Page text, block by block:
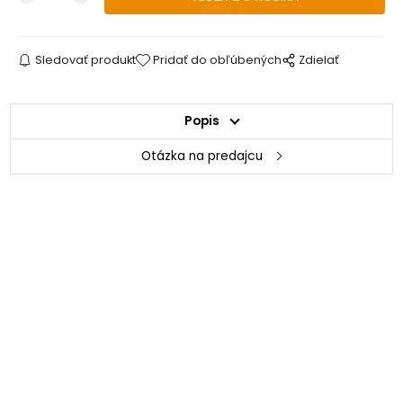
Sledovať produkt Pridať do obľúbených Zdielať
Popis
Otázka na predajcu